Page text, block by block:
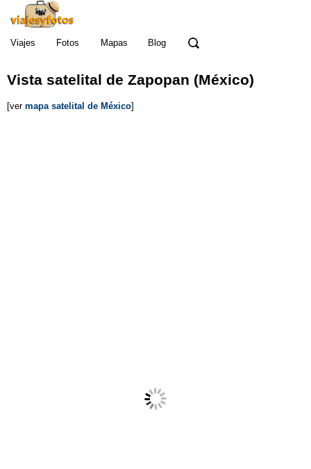
Viajes Fotos Mapas Blog
Vista satelital de Zapopan (México)
[ver mapa satelital de México]